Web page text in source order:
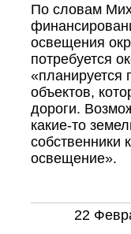
По словам
освещения
потребуется
«планируется
объектов,
дороги.
какие-то
собственники
освещение».
22